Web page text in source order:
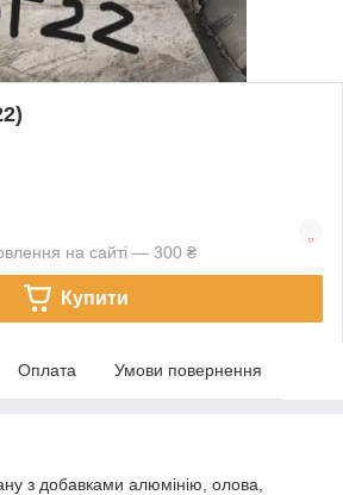
на сайті — 300 ₴
Купити
Оплата Умови повернення
з добавками алюмінію, олова,